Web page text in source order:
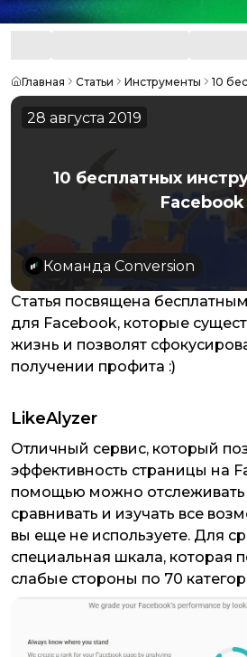
Главная Статьи Инструменты 10
28 августа 2019
10 бесплатных
Facebook
Команда Conversion
Статья посвящена
для Facebook, которые
жизнь и позволят
получении профита :)
LikeAlyzer
Отличный сервис, который
эффективность страницы на
помощью можно отслеживать
сравнивать и изучать все
вы еще не используете. Для
специальная шкала, которая
слабые стороны по 70